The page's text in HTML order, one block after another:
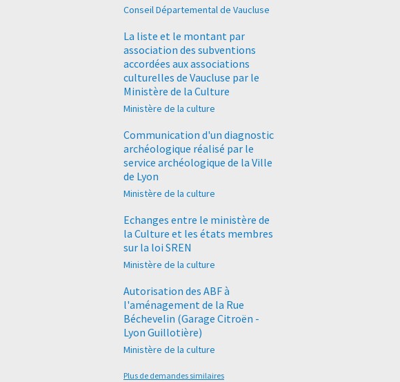
Conseil Départemental de Vaucluse
La liste et le montant par
association des subventions
accordées aux associations
culturelles de Vaucluse par le
Ministère de la Culture
Ministère de la culture
Communication d'un diagnostic
archéologique réalisé par le
service archéologique de la Ville
de Lyon
Ministère de la culture
Echanges entre le ministère de
la Culture et les états membres
sur la loi SREN
Ministère de la culture
Autorisation des ABF à
l'aménagement de la Rue
Béchevelin (Garage Citroën -
Lyon Guillotière)
Ministère de la culture
Plus de demandes similaires